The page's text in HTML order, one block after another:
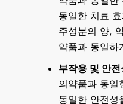
동일한 치료
주성분의 양,
약품과 동일하
부작용 및 안전
의약품과 동일
동일한 안전성